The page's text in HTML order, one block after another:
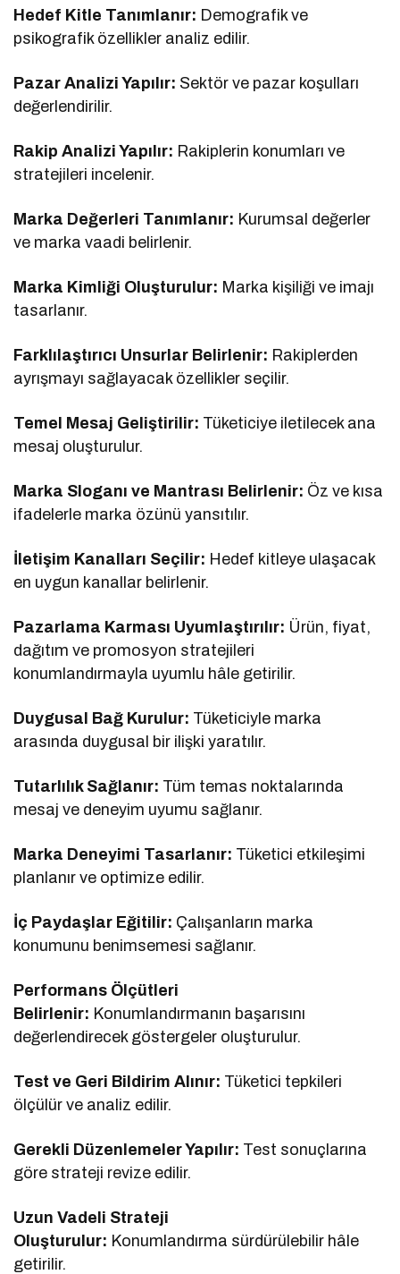
Hedef Kitle Tanımlanır: Demografik ve
psikografik özellikler analiz edilir.
Pazar Analizi Yapılır: Sektör ve pazar koşulları
değerlendirilir.
Rakip Analizi Yapılır: Rakiplerin konumları ve
stratejileri incelenir.
Marka Değerleri Tanımlanır: Kurumsal değerler
ve marka vaadi belirlenir.
Marka Kimliği Oluşturulur: Marka kişiliği ve imajı
tasarlanır.
Farklılaştırıcı Unsurlar Belirlenir: Rakiplerden
ayrışmayı sağlayacak özellikler seçilir.
Temel Mesaj Geliştirilir: Tüketiciye iletilecek ana
mesaj oluşturulur.
Marka Sloganı ve Mantrası Belirlenir: Öz ve kısa
ifadelerle marka özünü yansıtılır.
İletişim Kanalları Seçilir: Hedef kitleye ulaşacak
en uygun kanallar belirlenir.
Pazarlama Karması Uyumlaştırılır: Ürün, fiyat,
dağıtım ve promosyon stratejileri
konumlandırmayla uyumlu hâle getirilir.
Duygusal Bağ Kurulur: Tüketiciyle marka
arasında duygusal bir ilişki yaratılır.
Tutarlılık Sağlanır: Tüm temas noktalarında
mesaj ve deneyim uyumu sağlanır.
Marka Deneyimi Tasarlanır: Tüketici etkileşimi
planlanır ve optimize edilir.
İç Paydaşlar Eğitilir: Çalışanların marka
konumunu benimsemesi sağlanır.
Performans Ölçütleri
Belirlenir: Konumlandırmanın başarısını
değerlendirecek göstergeler oluşturulur.
Test ve Geri Bildirim Alınır: Tüketici tepkileri
ölçülür ve analiz edilir.
Gerekli Düzenlemeler Yapılır: Test sonuçlarına
göre strateji revize edilir.
Uzun Vadeli Strateji
Oluşturulur: Konumlandırma sürdürülebilir hâle
getirilir.